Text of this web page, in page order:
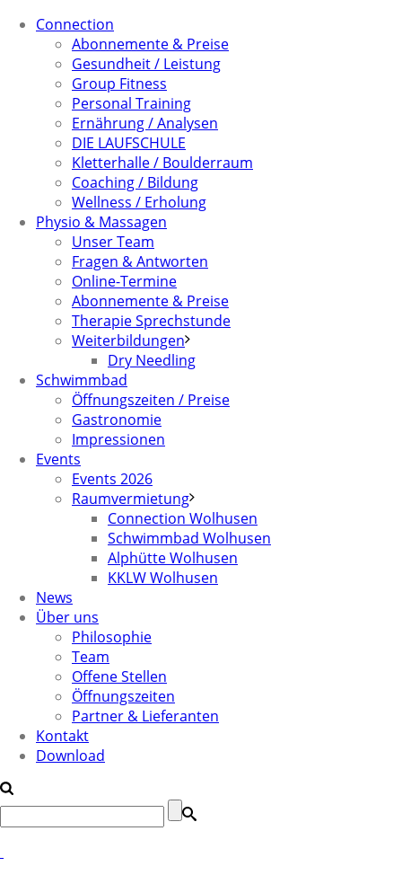
Connection
Abonnemente & Preise
Gesundheit / Leistung
Group Fitness
Personal Training
Ernährung / Analysen
DIE LAUFSCHULE
Kletterhalle / Boulderraum
Coaching / Bildung
Wellness / Erholung
Physio & Massagen
Unser Team
Fragen & Antworten
Online-Termine
Abonnemente & Preise
Therapie Sprechstunde
Weiterbildungen
Dry Needling
Schwimmbad
Öffnungszeiten / Preise
Gastronomie
Impressionen
Events
Events 2026
Raumvermietung
Connection Wolhusen
Schwimmbad Wolhusen
Alphütte Wolhusen
KKLW Wolhusen
News
Über uns
Philosophie
Team
Offene Stellen
Öffnungszeiten
Partner & Lieferanten
Kontakt
Download